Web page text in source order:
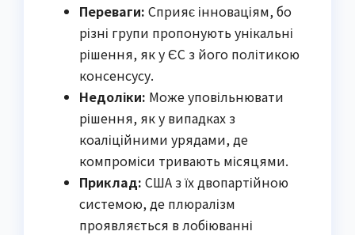
Переваги: Сприяє інноваціям, бо
різні групи пропонують унікальні
рішення, як у ЄС з його політикою
консенсусу.
Недоліки: Може уповільнювати
рішення, як у випадках з
коаліційними урядами, де
компроміси тривають місяцями.
Приклад: США з їх двопартійною
системою, де плюралізм
проявляється в лобіюванні